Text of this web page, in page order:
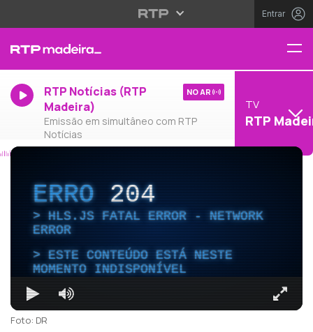
Entrar
RTP Notícias (RTP
Madeira)
Emissão em simultâneo com RTP
Notícias
NO AR
TV
RTP
ERRO204
HLS.JS FATAL ERROR - NETWORK
ERROR
ESTE CONTEÚDO ESTÁ NESTE
MOMENTO INDISPONÍVEL
Foto: DR